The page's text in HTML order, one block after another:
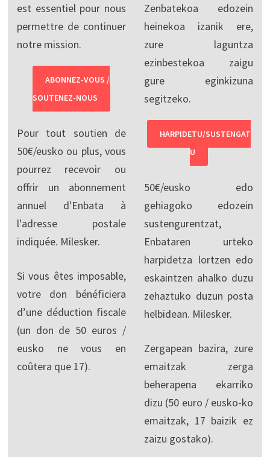
est essentiel pour nous
permettre de continuer
notre mission.
ABONNEZ-VOUS /
SOUTENEZ-NOUS
Pour tout soutien de
50€/eusko ou plus, vous
pourrez recevoir ou
offrir un abonnement
annuel d'Enbata à
l'adresse postale
indiquée. Milesker.
Si vous êtes imposable,
votre don bénéficiera
d’une déduction fiscale
(un don de 50 euros /
eusko ne vous en
coûtera que 17).
Zenbatekoa edozein
heinekoa izanik ere,
zure laguntza
ezinbestekoa zaigu
gure eginkizuna
segitzeko.
HARPIDETU/SUSTENGAT
U
50€/eusko edo
gehiagoko edozein
sustengurentzat,
Enbataren urteko
harpidetza lortzen edo
eskaintzen ahalko duzu
zehaztuko duzun posta
helbidean. Milesker.
Zergapean bazira, zure
emaitzak zerga
beherapena ekarriko
dizu (50 euro / eusko-ko
emaitzak, 17 baizik ez
zaizu gostako).